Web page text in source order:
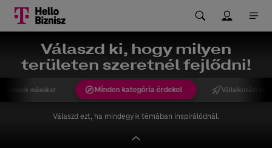
Válaszd ki, hogy milyen
területen szeretnél fejlődni!
Minden kategória érdekel Vállalkozást
másokat
Válaszd ezt, ha mindegyik témában inspirálódnál.